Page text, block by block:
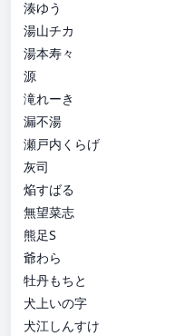
湊ゆう
湯山チカ
湯本寿々
源
滝れーき
漏不湯
瀬戸内くらげ
灰司
焔すばる
無望菜志
熊足S
爺わら
牡丹もちと
犬上いの字
犬江しんすけ